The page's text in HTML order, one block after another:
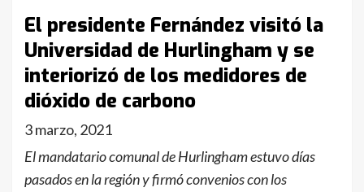
El presidente Fernández visitó la
Universidad de Hurlingham y se
interiorizó de los medidores de
dióxido de carbono
3 marzo, 2021
El mandatario comunal de Hurlingham estuvo días
pasados en la región y firmó convenios con los